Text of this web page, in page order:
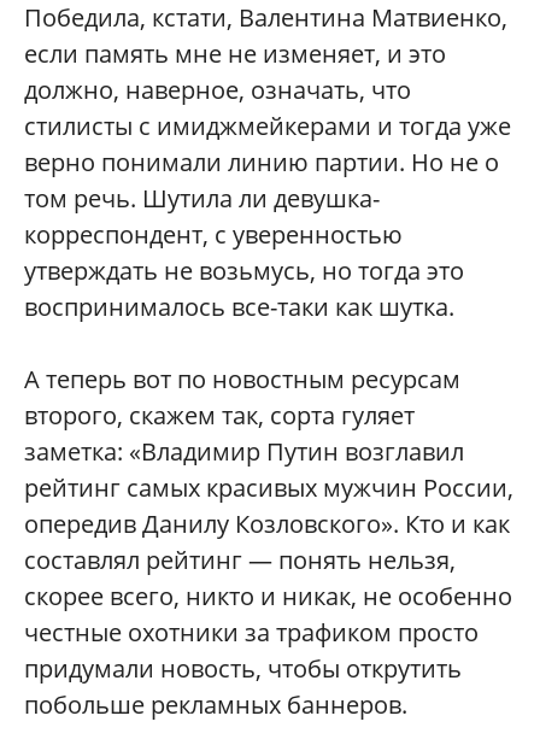
Победила, кстати, Валентина Матвиенко,
если память мне не изменяет, и это
должно, наверное, означать, что
стилисты с имиджмейкерами и тогда уже
верно понимали линию партии. Но не о
том речь. Шутила ли девушка-
корреспондент, с уверенностью
утверждать не возьмусь, но тогда это
воспринималось все-таки как шутка.
А теперь вот по новостным ресурсам
второго, скажем так, сорта гуляет
заметка: «Владимир Путин возглавил
рейтинг самых красивых мужчин России,
опередив Данилу Козловского». Кто и как
составлял рейтинг — понять нельзя,
скорее всего, никто и никак, не особенно
честные охотники за трафиком просто
придумали новость, чтобы открутить
побольше рекламных баннеров.